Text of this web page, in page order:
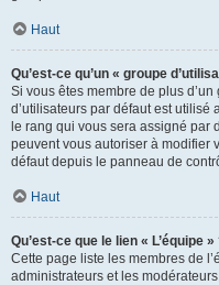
Haut
Qu’est-ce qu’un « groupe
Si vous êtes membre de plus
d’utilisateurs par défaut est
le rang qui vous sera assigné par
peuvent vous autoriser à modifier
défaut depuis le panneau de
Haut
Qu’est-ce que le lien « L’équipe »
Cette page liste les membres de
administrateurs et les